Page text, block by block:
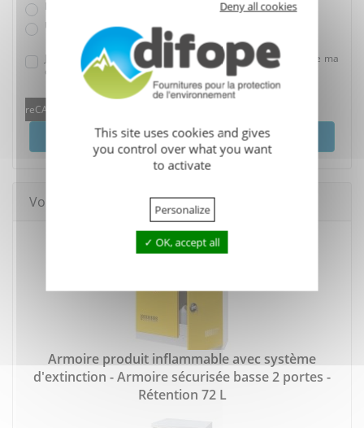
Plusieurs produits
Un conseil
J'accepte que mes données soient utilisées dans le cadre de ma
demande.
reCAPTCHA is disabled.
Envoyer
Vous pourriez aussi aimer
Armoire produit inflammable avec système
d'extinction - Armoire sécurisée basse 2 portes -
Rétention 72 L
Deny all cookies
This site uses cookies and gives
you control over what you want
to activate
Personalize
OK, accept all